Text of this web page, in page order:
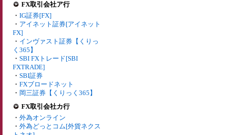
FX取引会社ア行
・ IG証券[FX]
・ アイネット証券[アイネット
FX]
・ インヴァスト証券【くりっ
く365】
・ SBI FXトレード[SBI
FXTRADE]
・ SBI証券
・ FXブロードネット
・ 岡三証券【くりっく365】
FX取引会社カ行
・ 外為オンライン
・ 外為どっとコム[外貨ネクス